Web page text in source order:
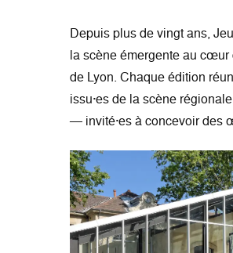
Depuis plus de vingt ans,
la scène émergente au cœur
de Lyon. Chaque édition
issu·es de la scène
— invité·es à concevoir des